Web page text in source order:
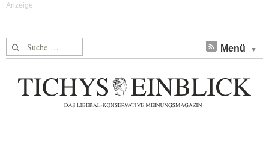
Suche nach: Menü